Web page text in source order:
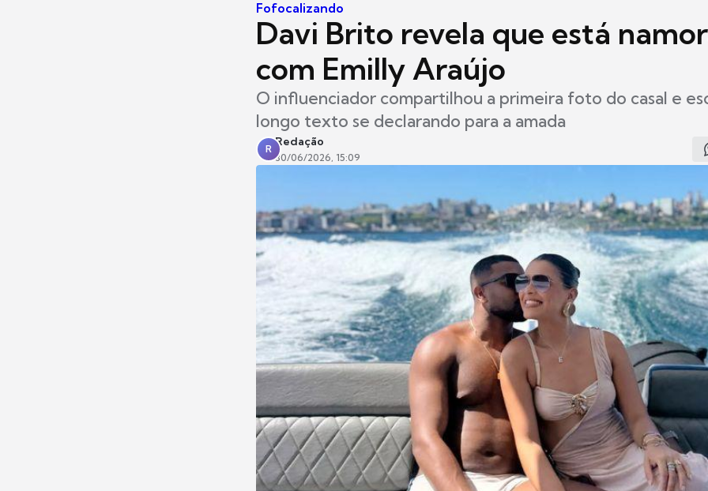
Fofocalizando
Davi Brito revela que está
com Emilly Araújo
O influenciador compartilhou a primeira foto do casal e
longo texto se declarando para a amada
R
Redação
30/06/2026, 15:09